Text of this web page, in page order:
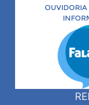
OUVIDORIA